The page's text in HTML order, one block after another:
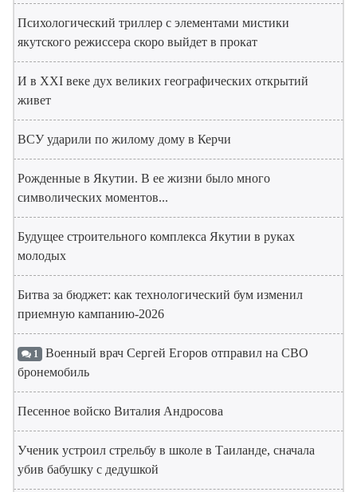
Психологический триллер с элементами мистики
якутского режиссера скоро выйдет в прокат
И в XXI веке дух великих географических открытий
живет
ВСУ ударили по жилому дому в Керчи
Рожденные в Якутии. В ее жизни было много
символических моментов...
Будущее строительного комплекса Якутии в руках
молодых
Битва за бюджет: как технологический бум изменил
приемную кампанию-2026
1 Военный врач Сергей Егоров отправил на СВО
бронемобиль
Песенное войско Виталия Андросова
Ученик устроил стрельбу в школе в Таиланде, сначала
убив бабушку с дедушкой